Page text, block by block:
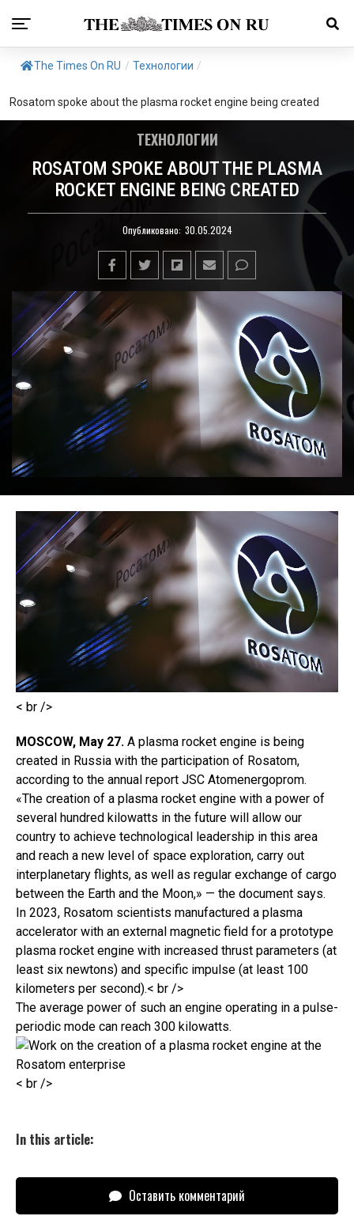
The Times On RU / Технологии /
Rosatom spoke about the plasma rocket engine being created
ТЕХНОЛОГИИ
ROSATOM SPOKE ABOUT THE PLASMA
ROCKET ENGINE BEING CREATED
Опубликовано: 30.05.2024
< br />
MOSCOW, May 27. A plasma rocket engine is being
created in Russia with the participation of Rosatom,
according to the annual report JSC Atomenergoprom.
«The creation of a plasma rocket engine with a power of
several hundred kilowatts in the future will allow our
country to achieve technological leadership in this area
and reach a new level of space exploration, carry out
interplanetary flights, as well as regular exchange of cargo
between the Earth and the Moon,» — the document says.
In 2023, Rosatom scientists manufactured a plasma
accelerator with an external magnetic field for a prototype
plasma rocket engine with increased thrust parameters (at
least six newtons) and specific impulse (at least 100
kilometers per second).< br />
The average power of such an engine operating in a pulse-
periodic mode can reach 300 kilowatts.
< br />
In this article:
Оставить комментарий